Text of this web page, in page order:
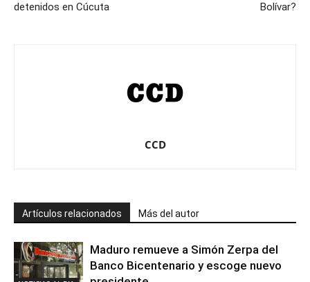
detenidos en Cúcuta
Bolívar?
CCD
Artículos relacionados Más del autor
Maduro remueve a Simón Zerpa del
Banco Bicentenario y escoge nuevo